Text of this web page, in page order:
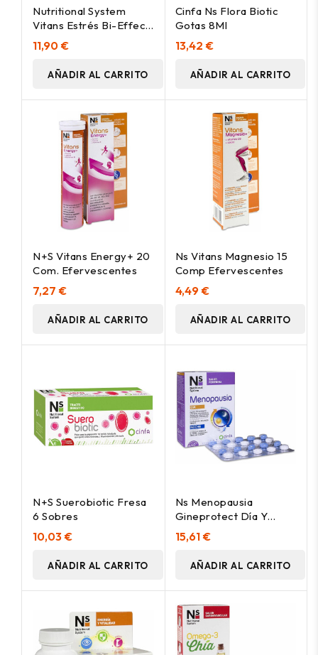
Nutritional System
Vitans Estrés Bi-Effect
20Comp
11,90 €
AÑADIR AL CARRITO
Cinfa Ns Flora Biotic
Gotas 8Ml
13,42 €
AÑADIR AL CARRITO
N+S Vitans Energy+ 20
Com. Efervescentes
7,27 €
AÑADIR AL CARRITO
Ns Vitans Magnesio 15
Comp Efervescentes
4,49 €
AÑADIR AL CARRITO
N+S Suerobiotic Fresa
6 Sobres
10,03 €
AÑADIR AL CARRITO
Ns Menopausia
Gineprotect Día Y
Noche 60Comp
15,61 €
AÑADIR AL CARRITO